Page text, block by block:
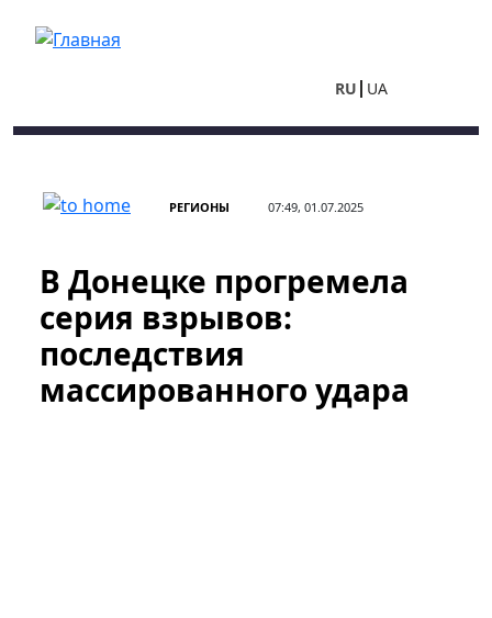
RU UA
РЕГИОНЫ 07:49, 01.07.2025
В Донецке прогремела
серия взрывов:
последствия
массированного удара